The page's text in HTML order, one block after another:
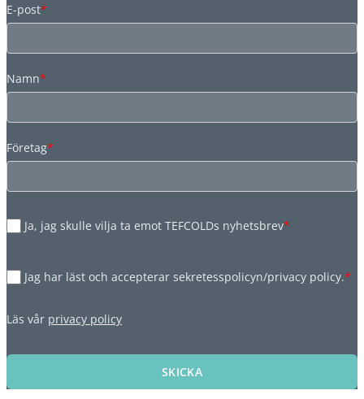
E-post*
Namn*
Företag*
Ja, jag skulle vilja ta emot TEFCOLDs nyhetsbrev*
Jag har läst och accepterar sekretesspolicyn/privacy policy.*
Läs vår privacy policy
SKICKA